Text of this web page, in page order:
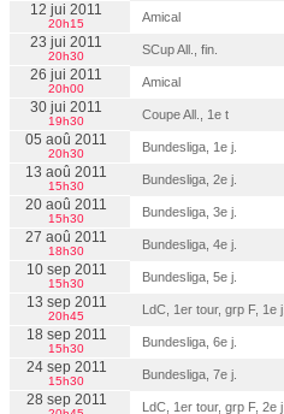
12 jui 2011
20h15 Amical
23 jui 2011
20h30 SCup All., fin.
26 jui 2011
20h00 Amical
30 jui 2011
19h30 Coupe All., 1e t
05 aoû 2011
20h30 Bundesliga, 1e j.
13 aoû 2011
15h30 Bundesliga, 2e j.
20 aoû 2011
15h30 Bundesliga, 3e j.
27 aoû 2011
18h30 Bundesliga, 4e j.
10 sep 2011
15h30 Bundesliga, 5e j.
13 sep 2011
20h45 LdC, 1er tour, grp F, 1e j.
18 sep 2011
15h30 Bundesliga, 6e j.
24 sep 2011
15h30 Bundesliga, 7e j.
28 sep 2011 LdC, 1er tour, grp F, 2e j.